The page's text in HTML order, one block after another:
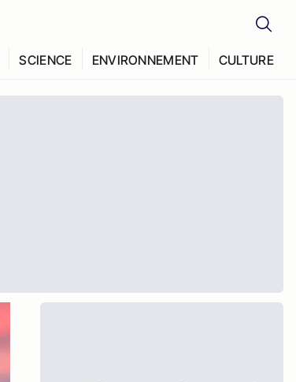
SCIENCE ENVIRONNEMENT CULTURE